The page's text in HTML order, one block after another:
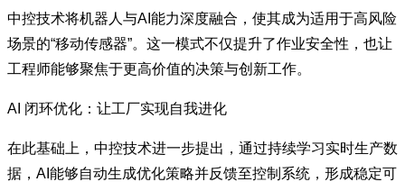
中控技术将机器人与AI能力深度融合，使其成为适用于高风险
场景的“移动传感器”。这一模式不仅提升了作业安全性，也让
工程师能够聚焦于更高价值的决策与创新工作。
AI 闭环优化：让工厂实现自我进化
在此基础上，中控技术进一步提出，通过持续学习实时生产数
据，AI能够自动生成优化策略并反馈至控制系统，形成稳定可